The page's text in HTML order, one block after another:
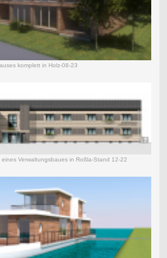
komplett in Holz-08-23
Verwaltungsbaues in Roßla-Stand 12-22